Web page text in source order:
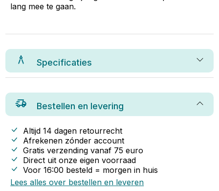
lang mee te gaan.
Specificaties
Bestellen en levering
Altijd 14 dagen retourrecht
Afrekenen zónder account
Gratis verzending vanaf 75 euro
Direct uit onze eigen voorraad
Voor 16:00 besteld = morgen in huis
Lees alles over bestellen en leveren